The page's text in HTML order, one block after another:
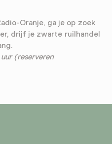
Oranje, ga je op zoek
drijf je zwarte ruilhandel
(reserveren